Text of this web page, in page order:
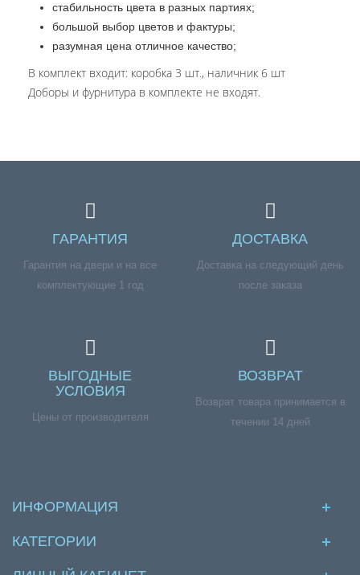
стабильность цвета в разных партиях;
большой выбор цветов и фактуры;
разумная цена отличное качество;
В комплект входит: коробка 3 шт., наличник 6 шт
Доборы и фурнитура в комплекте не входят.
ГАРАНТИЯ
Гарантия на двери и на все
комплектующие 1 год
ДОСТАВКА
Доставка на следующий день
после заказа
ВЫГОДНЫЕ
УСЛОВИЯ
Цены от производителя
ВОЗВРАТ
Возврат товара принимается в
течении 14 дней
ИНФОРМАЦИЯ
КАТЕГОРИИ